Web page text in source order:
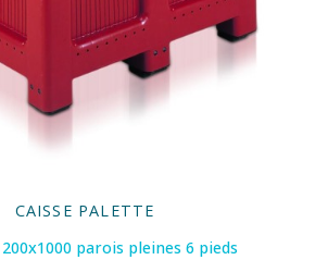
CAISSE PALETTE
parois pleines 6 pieds